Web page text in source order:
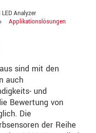
Analyzer
Applikationslösungen
sind mit den
auch
und
Bewertung von
Die
der Reihe